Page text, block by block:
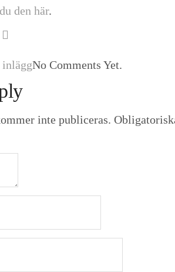
den här.
inläggNo Comments Yet.
inte publiceras.